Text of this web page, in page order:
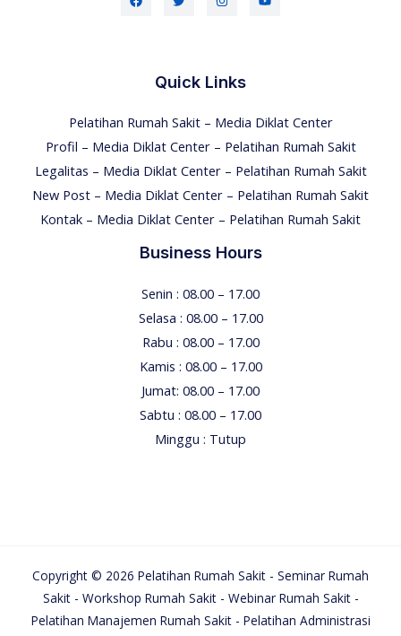
Quick Links
Pelatihan Rumah Sakit – Media Diklat Center
Profil – Media Diklat Center – Pelatihan Rumah Sakit
Legalitas – Media Diklat Center – Pelatihan Rumah Sakit
New Post – Media Diklat Center – Pelatihan Rumah Sakit
Kontak – Media Diklat Center – Pelatihan Rumah Sakit
Business Hours
Senin : 08.00 – 17.00
Selasa : 08.00 – 17.00
Rabu : 08.00 – 17.00
Kamis : 08.00 – 17.00
Jumat: 08.00 – 17.00
Sabtu : 08.00 – 17.00
Minggu : Tutup
Copyright © 2026 Pelatihan Rumah Sakit - Seminar Rumah
Sakit - Workshop Rumah Sakit - Webinar Rumah Sakit -
Pelatihan Manajemen Rumah Sakit - Pelatihan Administrasi